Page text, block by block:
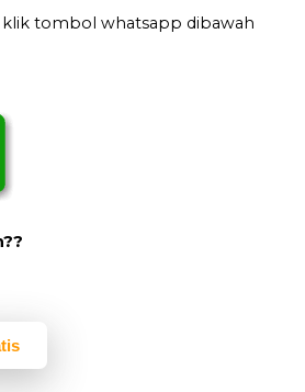
klik tombol whatsapp dibawah